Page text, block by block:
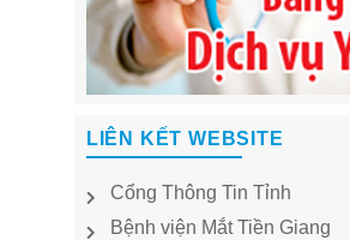
LIÊN KẾT WEBSITE
Cổng Thông Tin Tỉnh
Bệnh viện Mắt Tiền Giang